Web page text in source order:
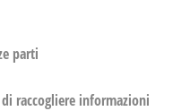
parti
raccogliere informazioni